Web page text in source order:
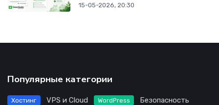
15-05-2026, 20:30
Популярные категории
Хостинг VPS и Cloud WordPress
Безопасность